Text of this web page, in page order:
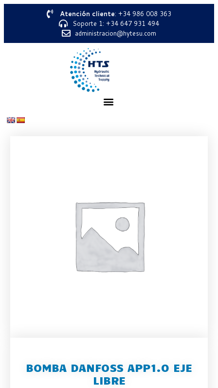
Atención cliente: +34 986 008 363
Soporte 1: +34 647 931 494
administracion@hytesu.com
BOMBA DANFOSS APP1.0 EJE
LIBRE